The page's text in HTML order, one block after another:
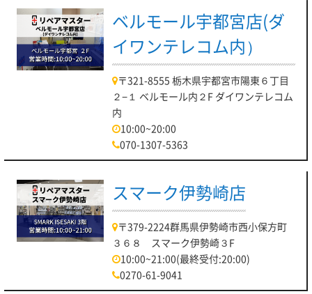
ベルモール宇都宮店(ダ
イワンテレコム内）
〒321-8555 栃木県宇都宮市陽東６丁目
２−１ ベルモール内２F ダイワンテレコム
内
10:00~20:00
070-1307-5363
スマーク伊勢崎店
〒379-2224群馬県伊勢崎市西小保方町
３６８ スマーク伊勢崎３F
10:00~21:00(最終受付:20:00)
0270-61-9041